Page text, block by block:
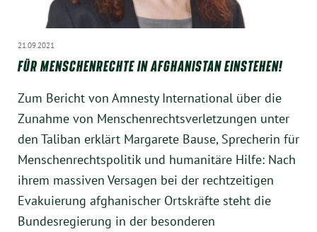
21.09.2021
FÜR MENSCHENRECHTE IN AFGHANISTAN EINSTEHEN!
Zum Bericht von Amnesty International über die
Zunahme von Menschenrechtsverletzungen unter
den Taliban erklärt Margarete Bause, Sprecherin für
Menschenrechtspolitik und humanitäre Hilfe: Nach
ihrem massiven Versagen bei der rechtzeitigen
Evakuierung afghanischer Ortskräfte steht die
Bundesregierung in der besonderen